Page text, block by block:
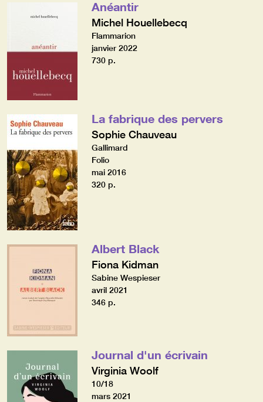
Anéantir
Michel Houellebecq
Flammarion
janvier 2022
730 p.
La fabrique des pervers
Sophie Chauveau
Gallimard
Folio
mai 2016
320 p.
Albert Black
Fiona Kidman
Sabine Wespieser
avril 2021
346 p.
Journal d'un écrivain
Virginia Woolf
10/18
mars 2021